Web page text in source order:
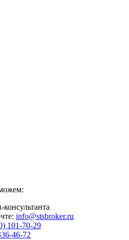
info@stsbroker.ru
101-70-29
46-72